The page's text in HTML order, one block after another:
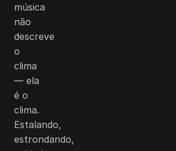
música
não
descreve
o
clima
— ela
é o
clima.
Estalando,
estrondando,